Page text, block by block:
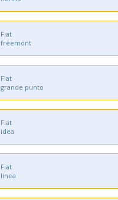
Fiat
freemont
Fiat
grande punto
Fiat
idea
Fiat
linea